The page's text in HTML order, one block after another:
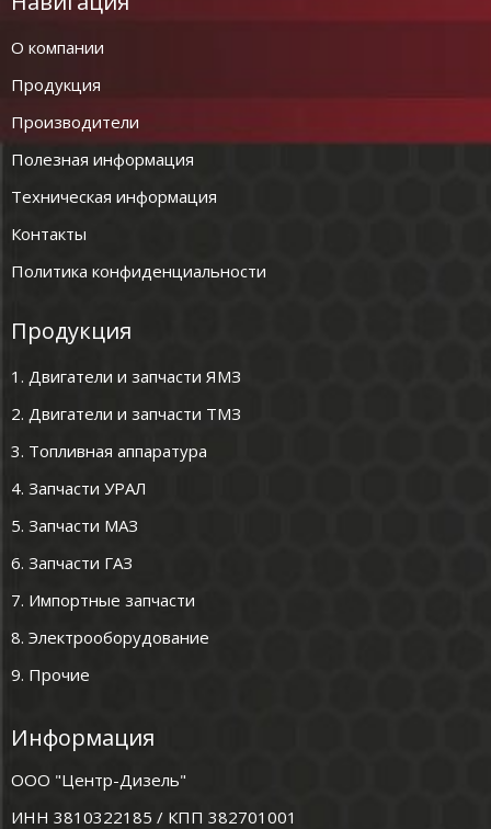
О компании
Продукция
Производители
Полезная информация
Техническая информация
Контакты
Политика конфиденциальности
Продукция
1. Двигатели и запчасти ЯМЗ
2. Двигатели и запчасти ТМЗ
3. Топливная аппаратура
4. Запчасти УРАЛ
5. Запчасти МАЗ
6. Запчасти ГАЗ
7. Импортные запчасти
8. Электрооборудование
9. Прочие
Информация
ООО "Центр-Дизель"
ИНН 3810322185 / КПП 382701001